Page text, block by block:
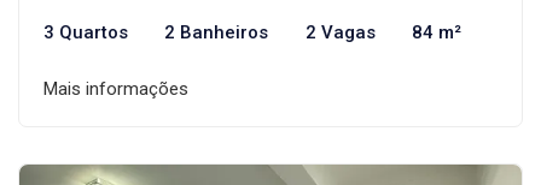
3 Quartos 2 Banheiros 2 Vagas 84 m²
Mais informações